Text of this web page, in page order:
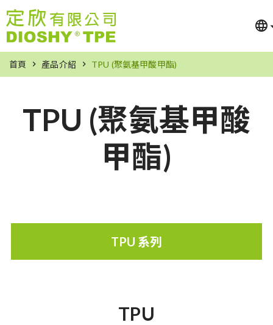
首頁 產品介紹 TPU (聚氨基甲酸甲酯)
TPU (聚氨基甲酸
甲酯)
TPU 系列
TPU